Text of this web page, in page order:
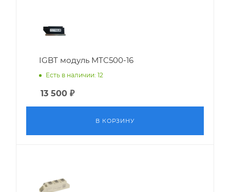
IGBT модуль MTC500-16
Есть в наличии: 12
13 500 ₽
В КОРЗИНУ